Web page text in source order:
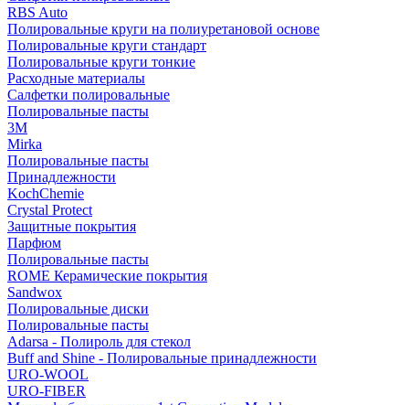
RBS Auto
Полировальные круги на полиуретановой основе
Полировальные круги стандарт
Полировальные круги тонкие
Расходные материалы
Салфетки полировальные
Полировальные пасты
3М
Mirka
Полировальные пасты
Принадлежности
KochChemie
Crystal Protect
Защитные покрытия
Парфюм
Полировальные пасты
ROME Керамические покрытия
Sandwox
Полировальные диски
Полировальные пасты
Adarsa - Полироль для стекол
Buff and Shine - Полировальные принадлежности
URO-WOOL
URO-FIBER